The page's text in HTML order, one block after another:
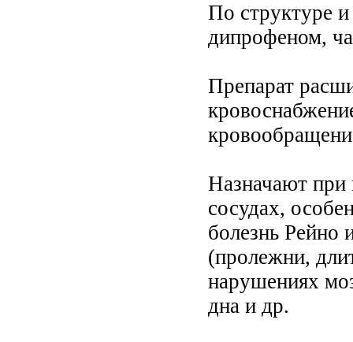
По структуре
дипрофеном,
Препарат
Назначают при
сосудах,
болезнь Рейно
(пролежни,
нарушениях
дна и др.